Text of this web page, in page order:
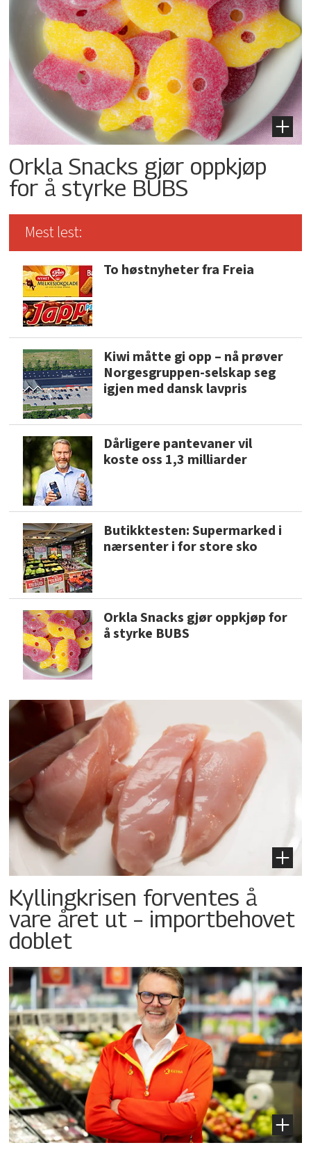
Orkla Snacks gjør oppkjøp
for å styrke BUBS
Mest lest:
To høstnyheter fra Freia
Kiwi måtte gi opp – nå prøver
Norgesgruppen-selskap seg
igjen med dansk lavpris
Dårligere pantevaner vil
koste oss 1,3 milliarder
Butikktesten: Supermarked i
nærsenter i for store sko
Orkla Snacks gjør oppkjøp for
å styrke BUBS
Kyllingkrisen forventes å
vare året ut – importbehovet
doblet